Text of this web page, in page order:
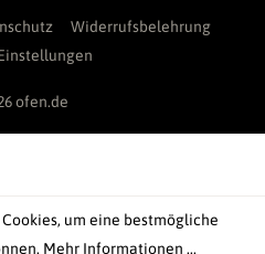
Widerrufsbelehrung
ofen.de
um eine bestmögliche
Mehr Informationen ...